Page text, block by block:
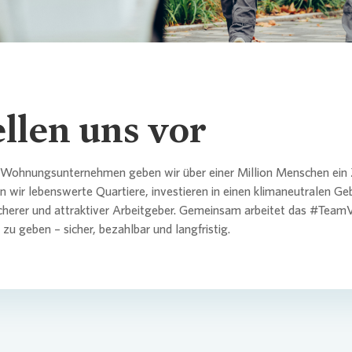
Historie
und Richtlinien
Relations
Satzung
SASB
CDP
& Publikationen
Analyst
Kultur
uns vor
geben wir über einer Million Menschen ein
wir lebenswerte Quartiere, investieren in einen klimaneutralen
und attraktiver Arbeitgeber. Gemeinsam arbeitet das #Team
geben – sicher, bezahlbar und langfristig.